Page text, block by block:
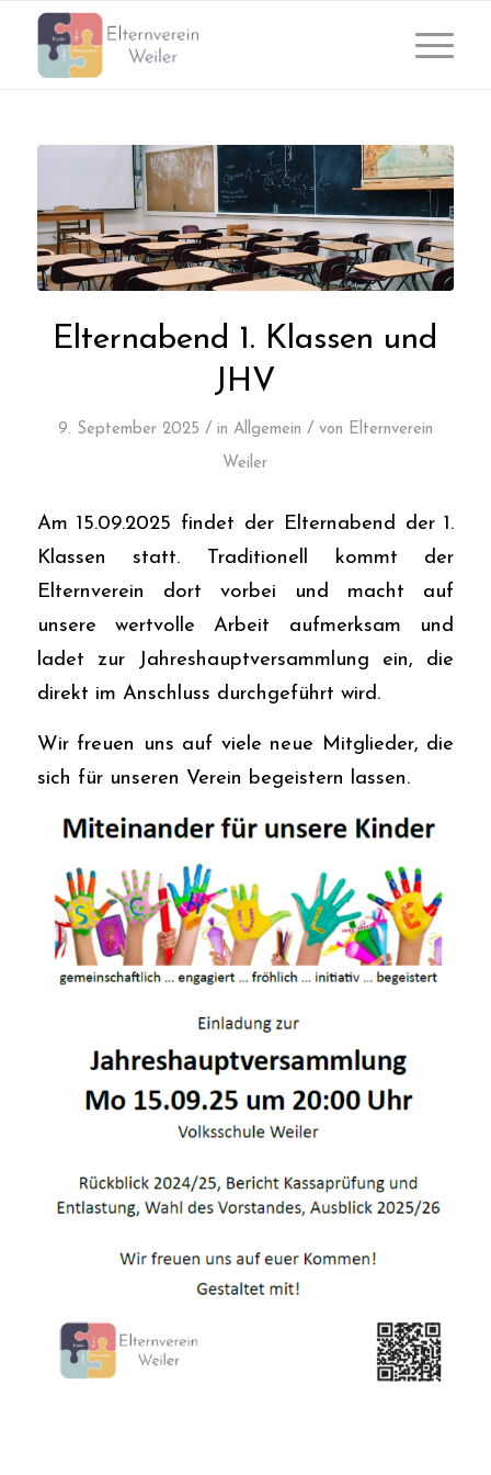
Elternabend 1. Klassen und
JHV
9. September 2025 / in Allgemein / von Elternverein
Weiler
Am 15.09.2025 findet der Elternabend der 1.
Klassen statt. Traditionell kommt der
Elternverein dort vorbei und macht auf
unsere wertvolle Arbeit aufmerksam und
ladet zur Jahreshauptversammlung ein, die
direkt im Anschluss durchgeführt wird.
Wir freuen uns auf viele neue Mitglieder, die
sich für unseren Verein begeistern lassen.